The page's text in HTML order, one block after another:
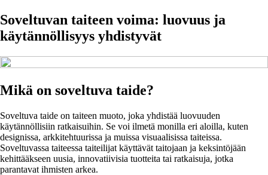
Soveltuvan taiteen voima: luovuus ja
käytännöllisyys yhdistyvät
Mikä on soveltuva taide?
Soveltuva taide on taiteen muoto, joka yhdistää luovuuden
käytännöllisiin ratkaisuihin. Se voi ilmetä monilla eri aloilla, kuten
designissa, arkkitehtuurissa ja muissa visuaalisissa taiteissa.
Soveltuvassa taiteessa taiteilijat käyttävät taitojaan ja keksintöjään
kehittääkseen uusia, innovatiivisia tuotteita tai ratkaisuja, jotka
parantavat ihmisten arkea.